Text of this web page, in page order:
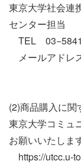
東京大学社会連
センター担当
TEL
メールアドレ
(2)商品購入に関
東京大学コミュ
お願いいたしま
https://utcc.u-